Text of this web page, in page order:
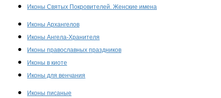
Иконы Святых Покровителей. Женские имена
Иконы Архангелов
Иконы Ангела-Хранителя
Иконы православных праздников
Иконы в киоте
Иконы для венчания
Иконы писаные